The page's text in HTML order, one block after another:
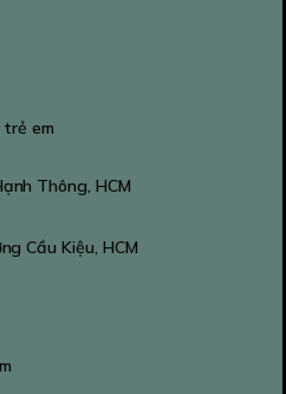
em
Thông, HCM
Cầu Kiệu, HCM